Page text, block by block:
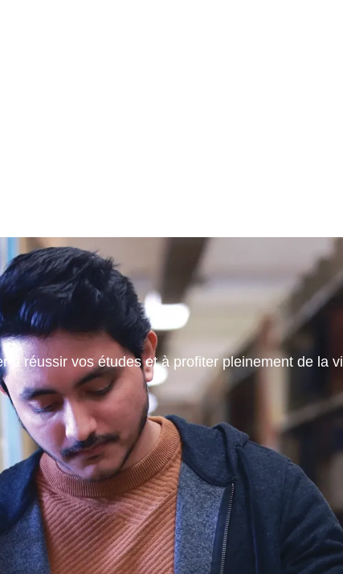
à réussir vos études et à profiter pleinement de la